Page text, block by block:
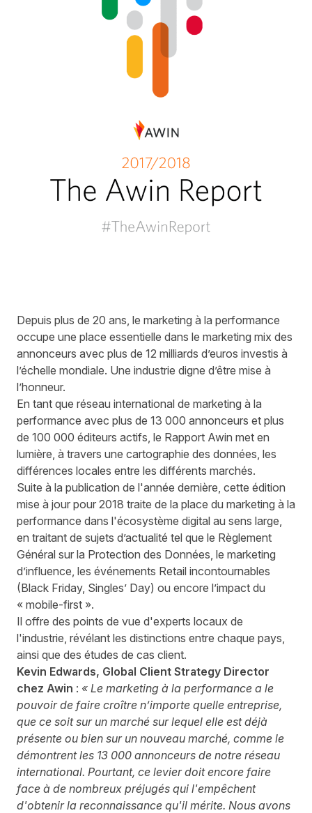
Depuis plus de 20 ans, le marketing à la performance
occupe une place essentielle dans le marketing mix des
annonceurs avec plus de 12 milliards d’euros investis à
l’échelle mondiale. Une industrie digne d’être mise à
l’honneur.
En tant que réseau international de marketing à la
performance avec plus de 13 000 annonceurs et plus
de 100 000 éditeurs actifs, le Rapport Awin met en
lumière, à travers une cartographie des données, les
différences locales entre les différents marchés.
Suite à la publication de l'année dernière, cette édition
mise à jour pour 2018 traite de la place du marketing à la
performance dans l'écosystème digital au sens large,
en traitant de sujets d’actualité tel que le Règlement
Général sur la Protection des Données, le marketing
d’influence, les événements Retail incontournables
(Black Friday, Singles’ Day) ou encore l’impact du
« mobile-first ».
Il offre des points de vue d'experts locaux de
l'industrie, révélant les distinctions entre chaque pays,
ainsi que des études de cas client.
Kevin Edwards, Global Client Strategy Director
chez Awin : « Le marketing à la performance a le
pouvoir de faire croître n’importe quelle entreprise,
que ce soit sur un marché sur lequel elle est déjà
présente ou bien sur un nouveau marché, comme le
démontrent les 13 000 annonceurs de notre réseau
international. Pourtant, ce levier doit encore faire
face à de nombreux préjugés qui l'empêchent
d'obtenir la reconnaissance qu'il mérite. Nous avons